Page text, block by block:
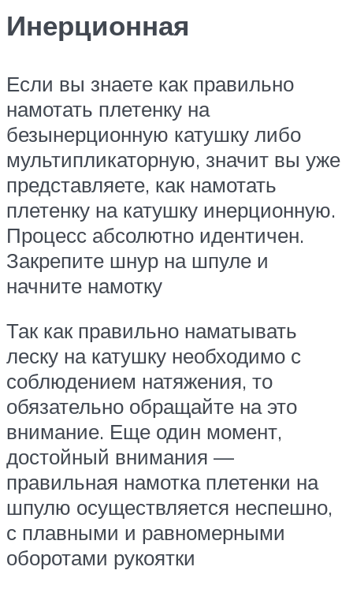
Инерционная
Если вы знаете как правильно
намотать плетенку на
безынерционную катушку либо
мультипликаторную, значит вы уже
представляете, как намотать
плетенку на катушку инерционную.
Процесс абсолютно идентичен.
Закрепите шнур на шпуле и
начните намотку
Так как правильно наматывать
леску на катушку необходимо с
соблюдением натяжения, то
обязательно обращайте на это
внимание. Еще один момент,
достойный внимания —
правильная намотка плетенки на
шпулю осуществляется неспешно,
с плавными и равномерными
оборотами рукоятки